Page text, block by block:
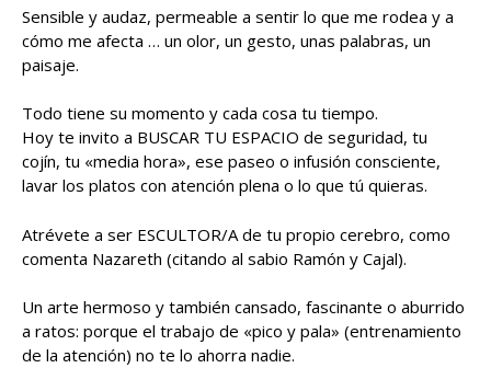
Sensible y audaz, permeable a sentir lo que me rodea y a
cómo me afecta … un olor, un gesto, unas palabras, un
paisaje.
Todo tiene su momento y cada cosa tu tiempo.
Hoy te invito a BUSCAR TU ESPACIO de seguridad, tu
cojín, tu «media hora», ese paseo o infusión consciente,
lavar los platos con atención plena o lo que tú quieras.
Atrévete a ser ESCULTOR/A de tu propio cerebro, como
comenta Nazareth (citando al sabio Ramón y Cajal).
Un arte hermoso y también cansado, fascinante o aburrido
a ratos: porque el trabajo de «pico y pala» (entrenamiento
de la atención) no te lo ahorra nadie.